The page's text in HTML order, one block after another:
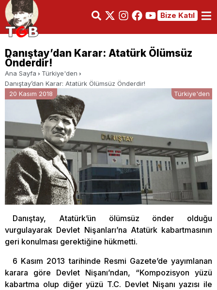
Bize Katıl
Danıştay’dan Karar: Atatürk Ölümsüz
Önderdir!
Ana Sayfa
Türkiye'den
Danıştay’dan Karar: Atatürk Ölümsüz Önderdir!
20 Kasım 2018
Türkiye'den
Danıştay, Atatürk’ün ölümsüz önder olduğu
vurgulayarak Devlet Nişanları’na Atatürk kabartmasının
geri konulması gerektiğine hükmetti.
6 Kasım 2013 tarihinde Resmi Gazete’de yayımlanan
karara göre Devlet Nişanı’ndan, “Kompozisyon yüzü
kabartma olup diğer yüzü T.C. Devlet Nişanı yazısı ile